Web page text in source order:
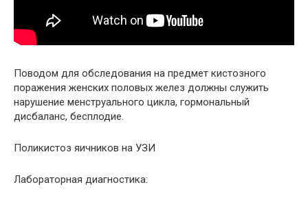
Поводом для обследования на предмет кистозного
поражения женских половых желез должны служить
нарушение менструального цикла, гормональный
дисбаланс, бесплодие.
Поликистоз яичников на УЗИ
Лабораторная диагностика: